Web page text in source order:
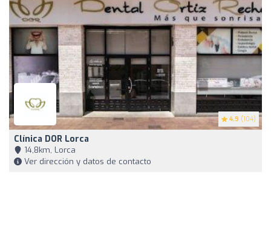
4.9 (104)
Clínica DOR Lorca
14,8km, Lorca
Ver dirección y datos de contacto